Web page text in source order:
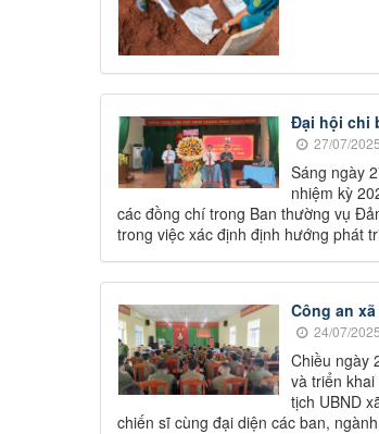
Đại hội chi
27/07/
Sáng ngày
nhiệm kỳ
các đồng chí trong Ban thường vụ
trong việc xác định định hướng phát
Công an
24/07/
Chiều ngày
và triển
tịch UBND
chiến sĩ cùng đại diện các ban,